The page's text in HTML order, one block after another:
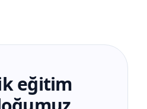
eğitim